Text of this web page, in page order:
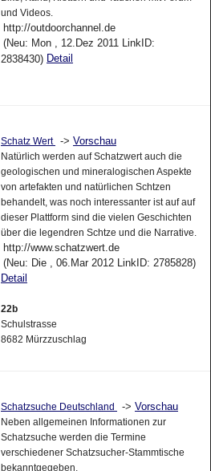
und Videos.
http://outdoorchannel.de
(Neu: Mon , 12.Dez 2011 LinkID:
2838430) Detail
Schatz Wert -> Vorschau
Natürlich werden auf Schatzwert auch die
geologischen und mineralogischen Aspekte
von artefakten und natürlichen Schtzen
behandelt, was noch interessanter ist auf auf
dieser Plattform sind die vielen Geschichten
über die legendren Schtze und die Narrative.
http://www.schatzwert.de
(Neu: Die , 06.Mar 2012 LinkID: 2785828)
Detail
22b
Schulstrasse
8682 Mürzzuschlag
Schatzsuche Deutschland -> Vorschau
Neben allgemeinen Informationen zur
Schatzsuche werden die Termine
verschiedener Schatzsucher-Stammtische
bekanntgegeben.